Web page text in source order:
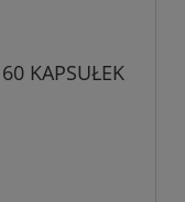
KAPSUŁEK